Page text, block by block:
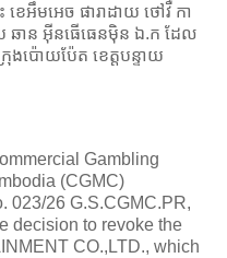
អឹមអេច ផារាដាយ ថៅវឺ កា
ាន អុីនធើធេនម៉ិន ឯ.ក ដែល
ងប៉ោយប៉ែត ខេត្តបន្ទាយ
Gambling
(CGMC)
023/26 G.S.CGMC.PR,
decision to revoke the
CO.,LTD., which